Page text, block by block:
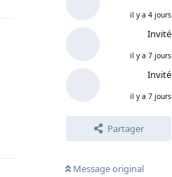
il y a 4 jours
Invité
il y a 7 jours
Invité
il y a 7 jours
Partager
Message original